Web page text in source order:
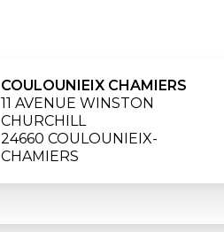
COULOUNIEIX CHAMIERS
11 AVENUE WINSTON
CHURCHILL
24660 COULOUNIEIX-
CHAMIERS